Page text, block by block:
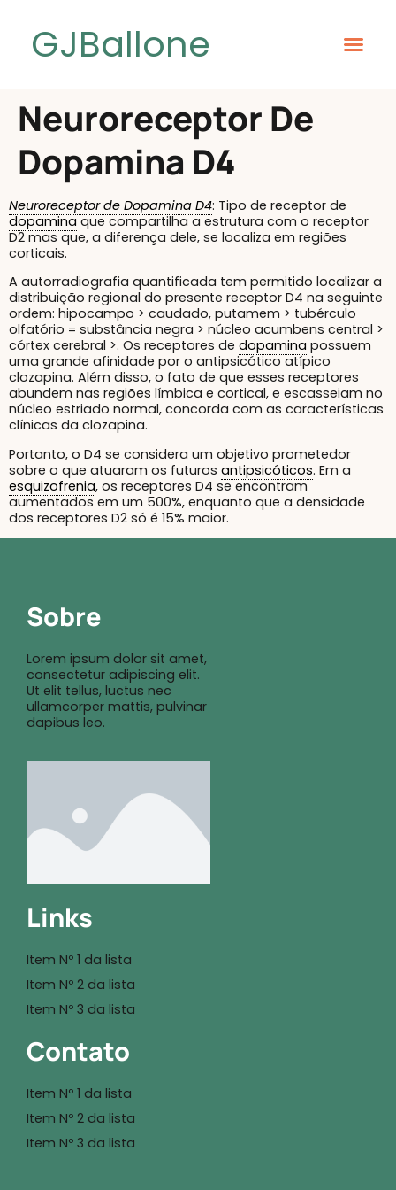
GJBallone
Neuroreceptor De
Dopamina D4
Neuroreceptor de Dopamina D4: Tipo de receptor de
dopamina que compartilha a estrutura com o receptor
D2 mas que, a diferença dele, se localiza em regiões
corticais.
A autorradiografia quantificada tem permitido localizar a
distribuição regional do presente receptor D4 na seguinte
ordem: hipocampo > caudado, putamem > tubérculo
olfatório = substância negra > núcleo acumbens central >
córtex cerebral >. Os receptores de dopamina possuem
uma grande afinidade por o antipsicótico atípico
clozapina. Além disso, o fato de que esses receptores
abundem nas regiões límbica e cortical, e escasseiam no
núcleo estriado normal, concorda com as características
clínicas da clozapina.
Portanto, o D4 se considera um objetivo prometedor
sobre o que atuaram os futuros antipsicóticos. Em a
esquizofrenia, os receptores D4 se encontram
aumentados em um 500%, enquanto que a densidade
dos receptores D2 só é 15% maior.
Sobre
Lorem ipsum dolor sit amet,
consectetur adipiscing elit.
Ut elit tellus, luctus nec
ullamcorper mattis, pulvinar
dapibus leo.
Links
Item Nº 1 da lista
Item Nº 2 da lista
Item Nº 3 da lista
Contato
Item Nº 1 da lista
Item Nº 2 da lista
Item Nº 3 da lista